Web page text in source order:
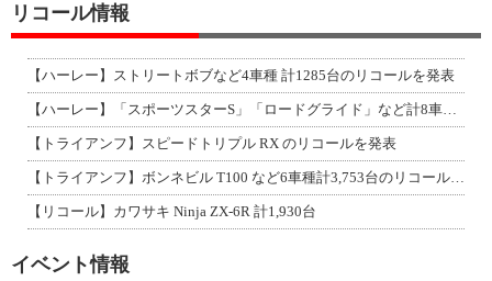
リコール情報
【ハーレー】ストリートボブなど4車種 計1285台のリコールを発表
【ハーレー】「スポーツスターS」「ロードグライド」など計8車種のリコールを発表
【トライアンフ】スピードトリプル RX のリコールを発表
【トライアンフ】ボンネビル T100 など6車種計3,753台のリコールを発表
【リコール】カワサキ Ninja ZX-6R 計1,930台
イベント情報